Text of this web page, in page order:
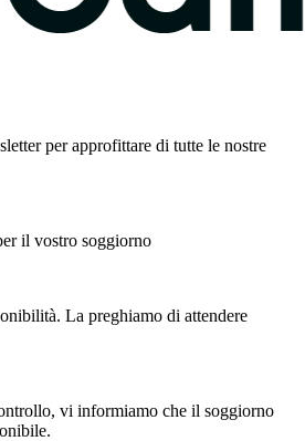
per approfittare di tutte le nostre
il vostro soggiorno
La preghiamo di attendere
vi informiamo che il soggiorno